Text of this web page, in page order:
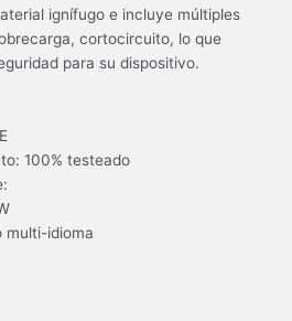
ignífugo e incluye múltiples
cortocircuito, lo que
para su dispositivo.
100% testeado
multi-idioma